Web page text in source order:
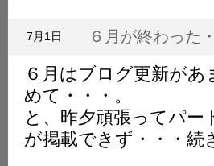
６月が終わった
7月1日
６月はブログ更新が
めて・・・。
と、昨夕頑張ってパ
が掲載できず・・・続